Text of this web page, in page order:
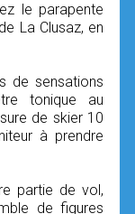
le parapente
La Clusaz, en
de sensations
tonique au
de skier 10
à prendre
partie de vol,
de figures